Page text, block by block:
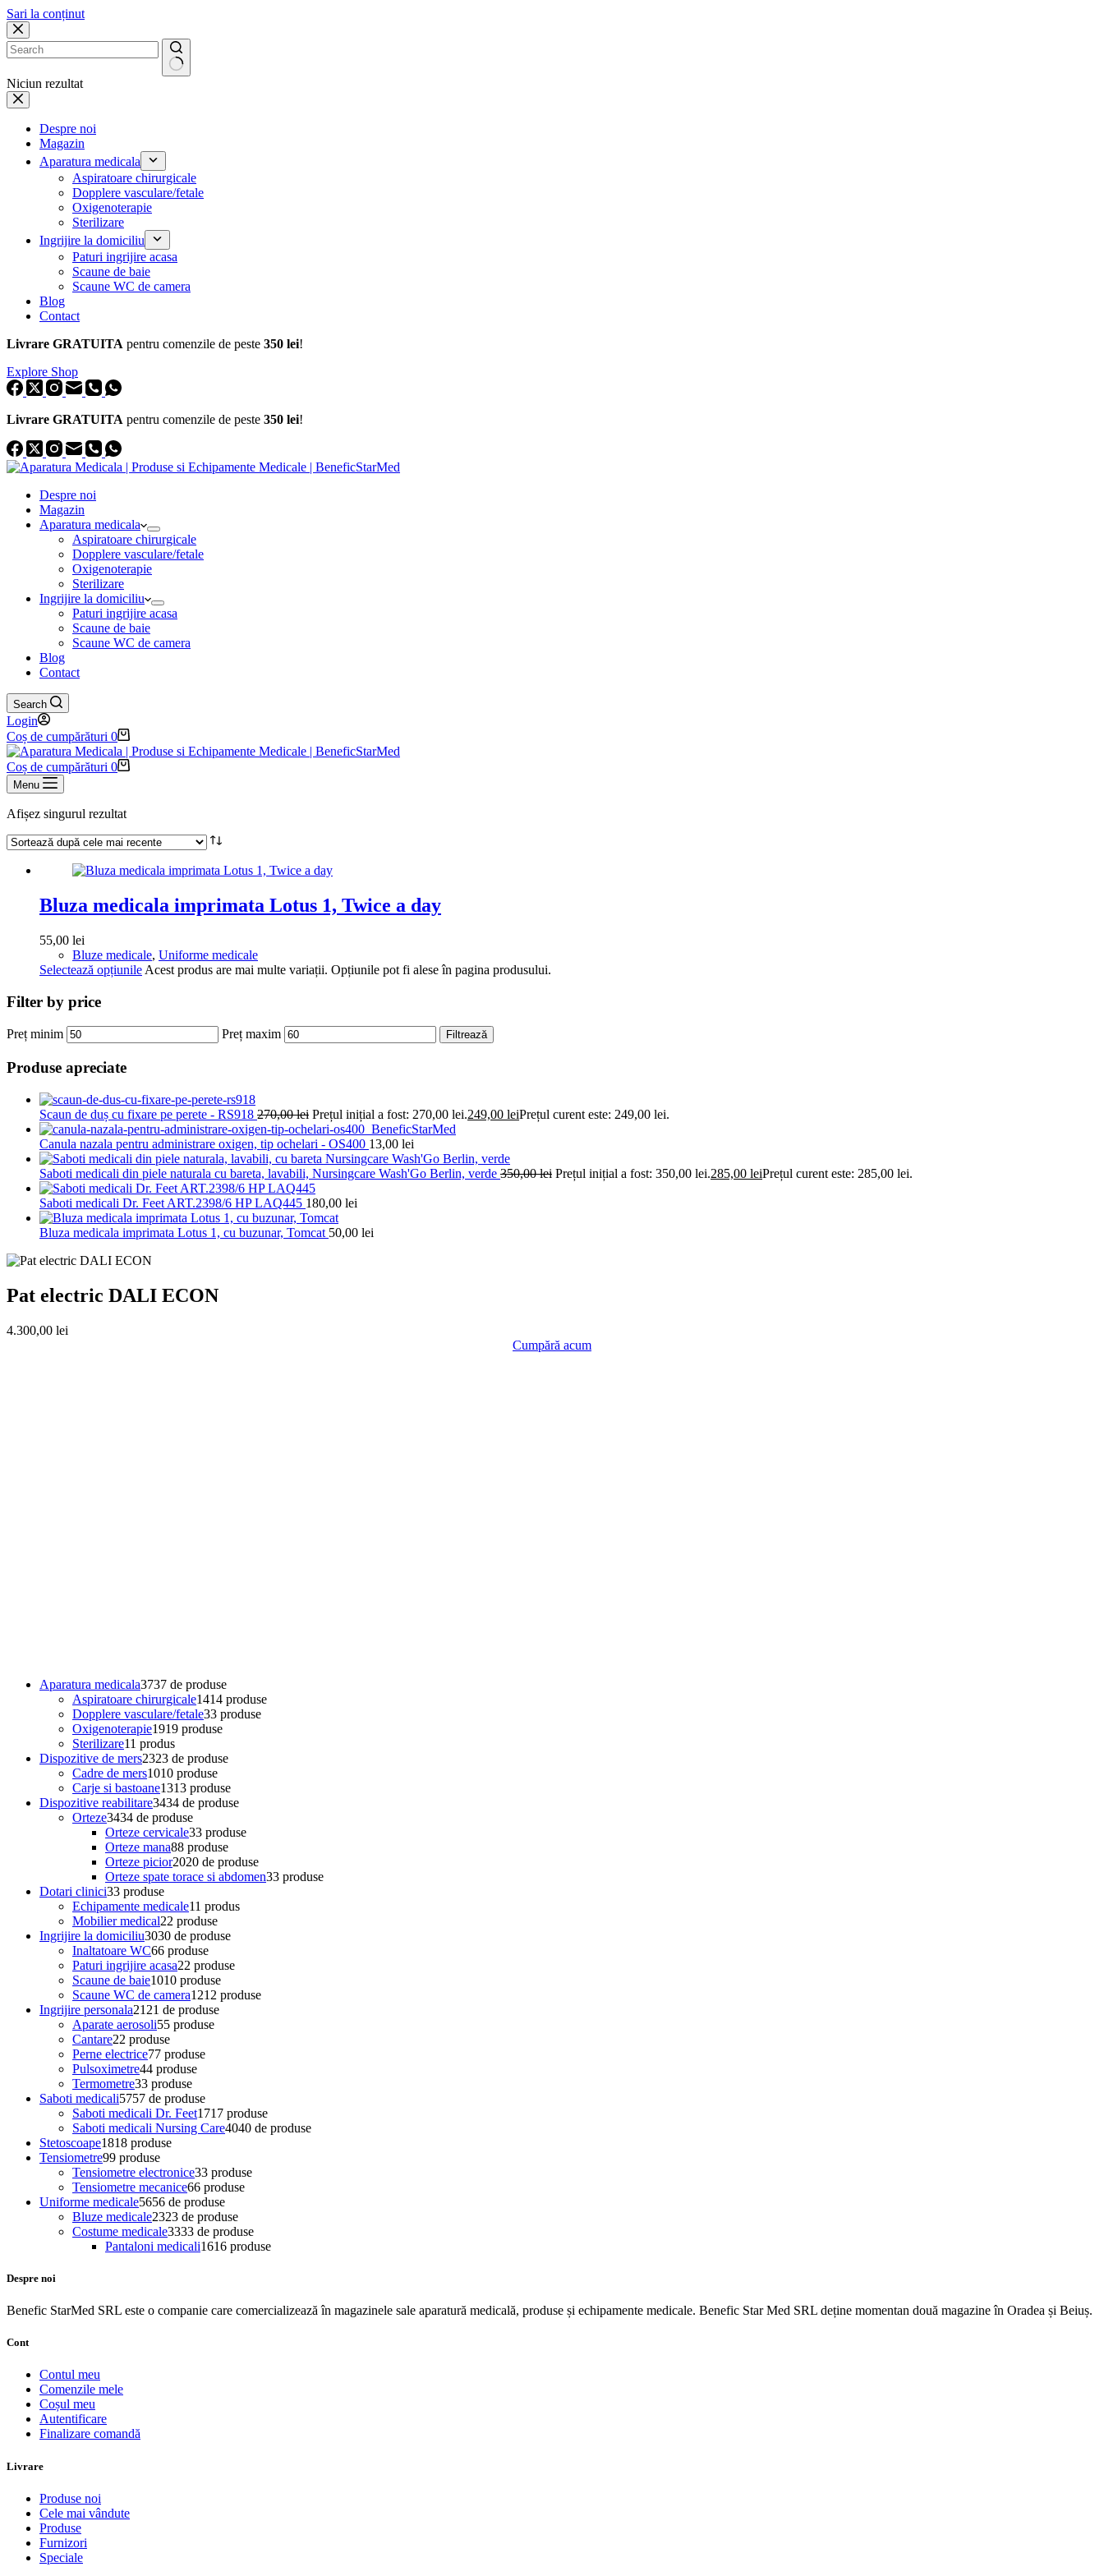
Sari la conținut
Niciun rezultat
Despre noi
Magazin
Aparatura medicala
Aspiratoare chirurgicale
Dopplere vasculare/fetale
Oxigenoterapie
Sterilizare
Ingrijire la domiciliu
Paturi ingrijire acasa
Scaune de baie
Scaune WC de camera
Blog
Contact
Livrare GRATUITA pentru comenzile de peste 350 lei!
Explore Shop
Livrare GRATUITA pentru comenzile de peste 350 lei!
Despre noi
Magazin
Aparatura medicala
Aspiratoare chirurgicale
Dopplere vasculare/fetale
Oxigenoterapie
Sterilizare
Ingrijire la domiciliu
Paturi ingrijire acasa
Scaune de baie
Scaune WC de camera
Blog
Contact
Search
Login
Coș de cumpărături 0
Coș de cumpărături 0
Menu
Afișez singurul rezultat
Bluza medicala imprimata Lotus 1, Twice a day
55,00 lei
Bluze medicale, Uniforme medicale
Selectează opțiunile Acest produs are mai multe variații. Opțiunile pot fi alese în pagina produsului.
Filter by price
Preț minim Preț maxim Filtrează
Produse apreciate
Scaun de duș cu fixare pe perete - RS918 270,00lei Prețul inițial a fost: 270,00 lei.249,00 leiPrețul curent este: 249,00 lei.
Canula nazala pentru administrare oxigen, tip ochelari - OS400 13,00 lei
Saboti medicali din piele naturala cu bareta, lavabili, Nursingcare Wash'Go Berlin, verde 350,00lei Prețul inițial a fost: 350,00 lei.285,00 leiPrețul curent este: 285,00 lei.
Saboti medicali Dr. Feet ART.2398/6 HP LAQ445 180,00 lei
Bluza medicala imprimata Lotus 1, cu buzunar, Tomcat 50,00 lei
Pat electric DALI ECON
4.300,00 lei
Cumpără acum
Aparatura medicala3737 de produse
Aspiratoare chirurgicale1414 produse
Dopplere vasculare/fetale33 produse
Oxigenoterapie1919 produse
Sterilizare11 produs
Dispozitive de mers2323 de produse
Cadre de mers1010 produse
Carje si bastoane1313 produse
Dispozitive reabilitare3434 de produse
Orteze3434 de produse
Orteze cervicale33 produse
Orteze mana88 produse
Orteze picior2020 de produse
Orteze spate torace si abdomen33 produse
Dotari clinici33 produse
Echipamente medicale11 produs
Mobilier medical22 produse
Ingrijire la domiciliu3030 de produse
Inaltatoare WC66 produse
Paturi ingrijire acasa22 produse
Scaune de baie1010 produse
Scaune WC de camera1212 produse
Ingrijire personala21 21 de produse
Aparate aerosoli55 produse
Cantare22 produse
Perne electrice77 produse
Pulsoximetre44 produse
Termometre33 produse
Saboti medicali5757 de produse
Saboti medicali Dr. Feet1717 produse
Saboti medicali Nursing Care4040 de produse
Stetoscoape1818 produse
Tensiometre99 produse
Tensiometre electronice33 produse
Tensiometre mecanice66 produse
Uniforme medicale5656 de produse
Bluze medicale2323 de produse
Costume medicale3333 de produse
Pantaloni medicali1616 produse
Despre noi
Benefic StarMed SRL este o companie care comercializează în magazinele sale aparatură medicală, produse și echipamente medicale. Benefic Star Med SRL deține momentan două magazine în Oradea și Beiuș.
Cont
Contul meu
Comenzile mele
Coșul meu
Autentificare
Finalizare comandă
Livrare
Produse noi
Cele mai vândute
Produse
Furnizori
Speciale